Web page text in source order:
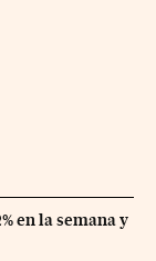
en la semana y